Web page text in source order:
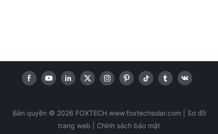
Bản quyền © 2026 FOXTECH www.foxtechsolar.com
Sơ đồ
trang web |
Chính sách bảo mật